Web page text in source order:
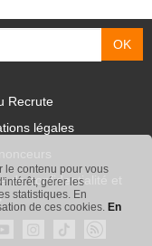
de confidentialité et
le contenu pour vous
gérer les
statistiques. En
de ces cookies. En